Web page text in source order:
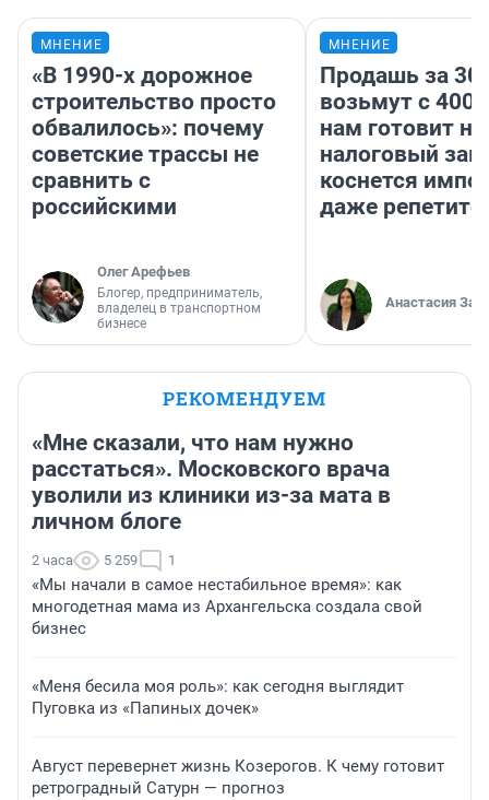
МНЕНИЕ
«В 1990-х дорожное
строительство просто
обвалилось»: почему
советские трассы не
сравнить с
российскими
Олег Арефьев
Блогер, предприниматель,
владелец в транспортном
бизнесе
МНЕНИЕ
Продашь за
возьмут с
нам готовит
налоговый
коснется
даже
Анастасия
РЕКОМЕНДУЕМ
«Мне сказали, что нам нужно
расстаться». Московского врача
уволили из клиники из-за мата в
личном блоге
2 часа 5 259 1
«Мы начали в самое нестабильное время»: как
многодетная мама из Архангельска создала свой
бизнес
«Меня бесила моя роль»: как сегодня выглядит
Пуговка из «Папиных дочек»
Август перевернет жизнь Козерогов. К чему готовит
ретроградный Сатурн — прогноз